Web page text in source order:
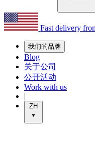
Fast delivery
我们的品牌
Blog
关于公司
公开活动
Work with us
|
ZH